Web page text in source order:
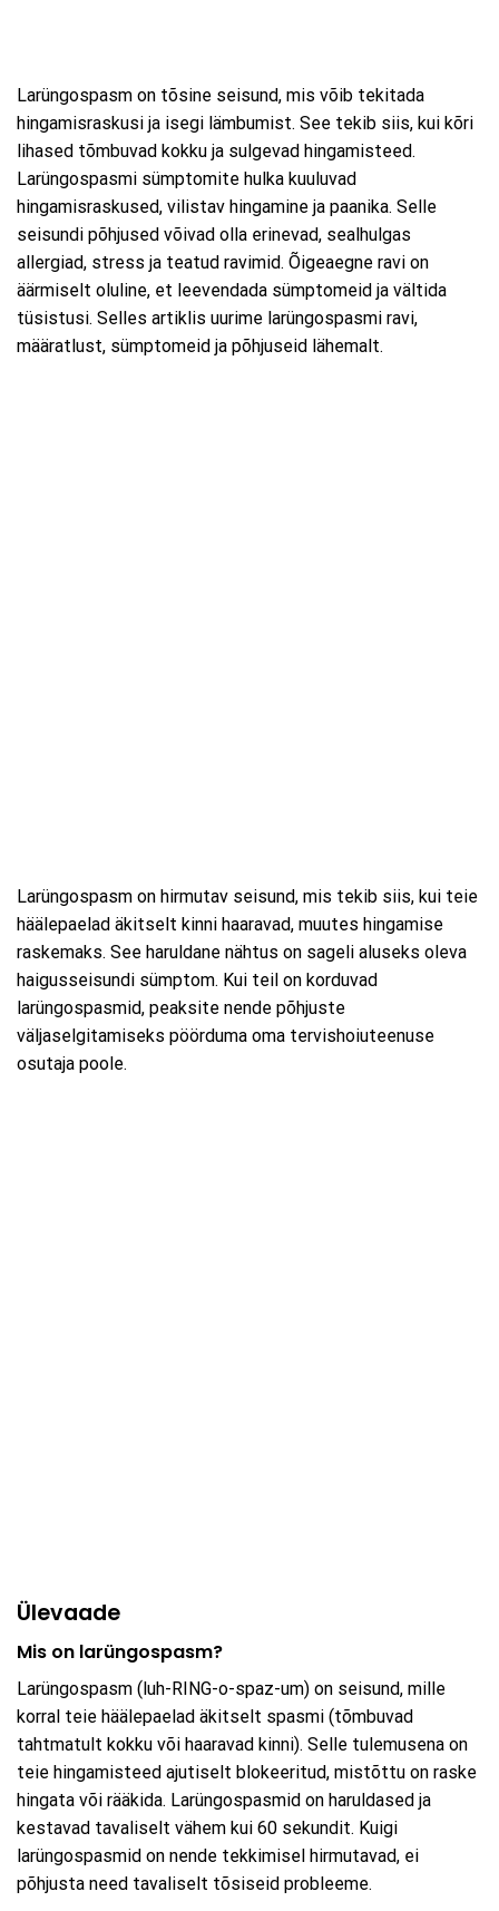
Larüngospasm on tõsine seisund, mis võib tekitada
hingamisraskusi ja isegi lämbumist. See tekib siis, kui kõri
lihased tõmbuvad kokku ja sulgevad hingamisteed.
Larüngospasmi sümptomite hulka kuuluvad
hingamisraskused, vilistav hingamine ja paanika. Selle
seisundi põhjused võivad olla erinevad, sealhulgas
allergiad, stress ja teatud ravimid. Õigeaegne ravi on
äärmiselt oluline, et leevendada sümptomeid ja vältida
tüsistusi. Selles artiklis uurime larüngospasmi ravi,
määratlust, sümptomeid ja põhjuseid lähemalt.
Larüngospasm on hirmutav seisund, mis tekib siis, kui teie
häälepaelad äkitselt kinni haaravad, muutes hingamise
raskemaks. See haruldane nähtus on sageli aluseks oleva
haigusseisundi sümptom. Kui teil on korduvad
larüngospasmid, peaksite nende põhjuste
väljaselgitamiseks pöörduma oma tervishoiuteenuse
osutaja poole.
Ülevaade
Mis on larüngospasm?
Larüngospasm (luh-RING-o-spaz-um) on seisund, mille
korral teie häälepaelad äkitselt spasmi (tõmbuvad
tahtmatult kokku või haaravad kinni). Selle tulemusena on
teie hingamisteed ajutiselt blokeeritud, mistõttu on raske
hingata või rääkida. Larüngospasmid on haruldased ja
kestavad tavaliselt vähem kui 60 sekundit. Kuigi
larüngospasmid on nende tekkimisel hirmutavad, ei
põhjusta need tavaliselt tõsiseid probleeme.